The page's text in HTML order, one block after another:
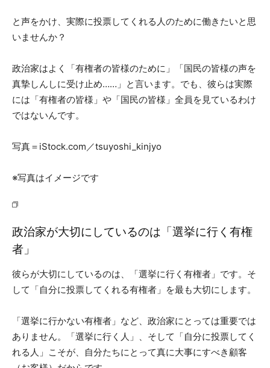
と声をかけ、実際に投票してくれる人のために働きたいと思
いませんか？
政治家はよく「有権者の皆様のために」「国民の皆様の声を
真摯しんしに受け止め……」と言います。でも、彼らは実際
には「有権者の皆様」や「国民の皆様」全員を見ているわけ
ではないんです。
写真＝iStock.com／tsuyoshi_kinjyo
※写真はイメージです
政治家が大切にしているのは「選挙に行く有権
者」
彼らが大切にしているのは、「選挙に行く有権者」です。そ
して「自分に投票してくれる有権者」を最も大切にします。
「選挙に行かない有権者」など、政治家にとっては重要では
ありません。「選挙に行く人」、そして「自分に投票してく
れる人」こそが、自分たちにとって真に大事にすべき顧客